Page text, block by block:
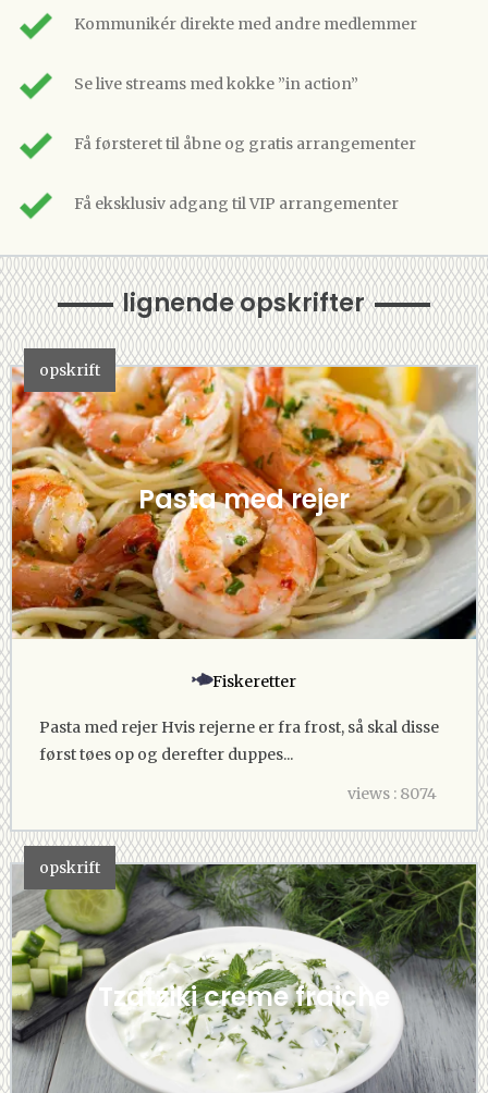
Kommunikér direkte med andre medlemmer
Se live streams med kokke ”in action”
Få førsteret til åbne og gratis arrangementer
Få eksklusiv adgang til VIP arrangementer
lignende opskrifter
opskrift
Pasta med rejer
Fiskeretter
Pasta med rejer Hvis rejerne er fra frost, så skal disse
først tøes op og derefter duppes...
views : 8074
opskrift
Tzatziki creme fraiche